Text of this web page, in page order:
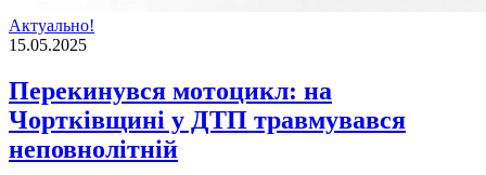
Актуально!
15.05.2025
Перекинувся мотоцикл: на
Чортківщині у ДТП травмувався
неповнолітній